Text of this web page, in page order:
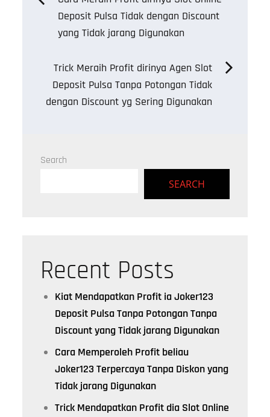
navigation
Deposit Pulsa Tidak dengan Discount
yang Tidak jarang Digunakan
Trick Meraih Profit dirinya Agen Slot
Deposit Pulsa Tanpa Potongan Tidak
dengan Discount yg Sering Digunakan
Search
SEARCH
Recent Posts
Kiat Mendapatkan Profit ia Joker123
Deposit Pulsa Tanpa Potongan Tanpa
Discount yang Tidak jarang Digunakan
Cara Memperoleh Profit beliau
Joker123 Terpercaya Tanpa Diskon yang
Tidak jarang Digunakan
Trick Mendapatkan Profit dia Slot Online